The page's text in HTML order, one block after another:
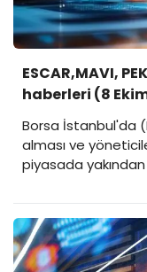
ESCAR,MAVI,
haberleri (8
Borsa İstanbul'da
alması ve
piyasada
geri alım
yatırımcılarına
alım satım
önemli sinyaller
duyuruları…